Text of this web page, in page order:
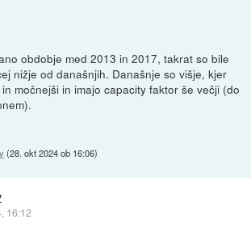
obdobje med 2013 in 2017, takrat so bile
nižje od današnjih. Današnje so višje, kjer
močnejši in imajo capacity faktor še večji (do
(28. okt 2024 ob 16:06)
16:12